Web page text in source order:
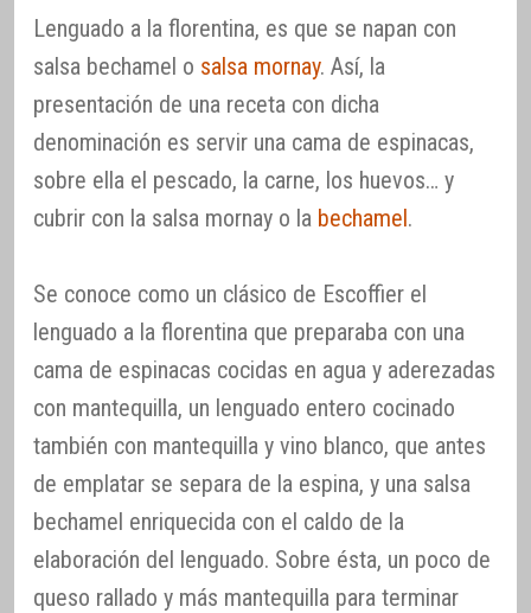
Lenguado a la florentina, es que se napan con
salsa bechamel o salsa mornay. Así, la
presentación de una receta con dicha
denominación es servir una cama de espinacas,
sobre ella el pescado, la carne, los huevos… y
cubrir con la salsa mornay o la bechamel.
Se conoce como un clásico de Escoffier el
lenguado a la florentina que preparaba con una
cama de espinacas cocidas en agua y aderezadas
con mantequilla, un lenguado entero cocinado
también con mantequilla y vino blanco, que antes
de emplatar se separa de la espina, y una salsa
bechamel enriquecida con el caldo de la
elaboración del lenguado. Sobre ésta, un poco de
queso rallado y más mantequilla para terminar